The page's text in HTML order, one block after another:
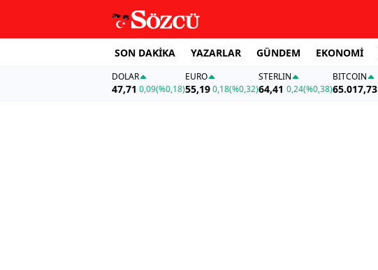
SON DAKİKA YAZARLAR GÜNDEM EKONOMİ
DOLAR
47,71 0,09(%0,18)
EURO
55,19 0,18(%0,32)
STERLIN
64,41 0,24(%0,38)
BITCOIN
65.017,73